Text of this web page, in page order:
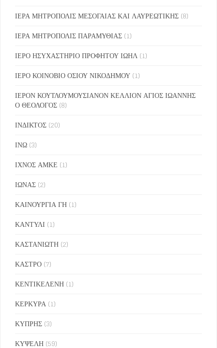
ΙΕΡΑ ΜΗΤΡΟΠΟΛΙΣ ΜΕΣΟΓΑΙΑΣ ΚΑΙ ΛΑΥΡΕΩΤΙΚΗΣ (8)
ΙΕΡΑ ΜΗΤΡΟΠΟΛΙΣ ΠΑΡΑΜΥΘΙΑΣ (1)
ΙΕΡΟ ΗΣΥΧΑΣΤΗΡΙΟ ΠΡΟΦΗΤΟΥ ΙΩΗΛ (1)
ΙΕΡΟ ΚΟΙΝΟΒΙΟ ΟΣΙΟΥ ΝΙΚΟΔΗΜΟΥ (1)
ΙΕΡΟΝ ΚΟΥΤΛΟΥΜΟΥΣΙΑΝΟΝ ΚΕΛΛΙΟΝ ΑΓΙΟΣ ΙΩΑΝΝΗΣ
Ο ΘΕΟΛΟΓΟΣ (8)
ΙΝΔΙΚΤΟΣ (20)
ΙΝΩ (3)
ΙΧΝΟΣ ΑΜΚΕ (1)
ΙΩΝΑΣ (2)
ΚΑΙΝΟΥΡΓΙΑ ΓΗ (1)
ΚΑΝΤΥΛΙ (1)
ΚΑΣΤΑΝΙΩΤΗ (2)
ΚΑΣΤΡΟ (7)
ΚΕΝΤΙΚΕΛΕΝΗ (1)
ΚΕΡΚΥΡΑ (1)
ΚΥΠΡΗΣ (3)
ΚΥΨΕΛΗ (59)